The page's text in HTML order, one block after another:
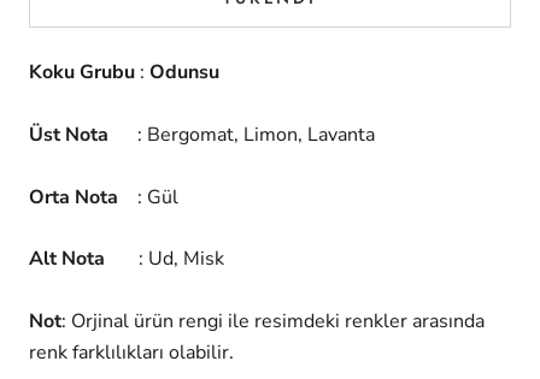
Koku Grubu : Odunsu
Üst Nota : Bergomat, Limon, Lavanta
Orta Nota : Gül
Alt Nota : Ud, Misk
Not: Orjinal ürün rengi ile resimdeki renkler arasında
renk farklılıkları olabilir.